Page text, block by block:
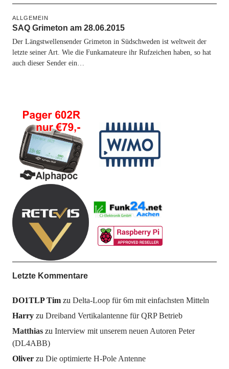
ALLGEMEIN
SAQ Grimeton am 28.06.2015
Der Längstwellensender Grimeton in Südschweden ist weltweit der
letzte seiner Art. Wie die Funkamateure ihr Rufzeichen haben, so hat
auch dieser Sender ein…
Letzte Kommentare
DO1TLP Timzu Delta-Loop für 6m mit einfachsten Mitteln
Harryzu Dreiband Vertikalantenne für QRP Betrieb
Matthiaszu Interview mit unserem neuen Autoren Peter
(DL4ABB)
Oliverzu Die optimierte H-Pole Antenne